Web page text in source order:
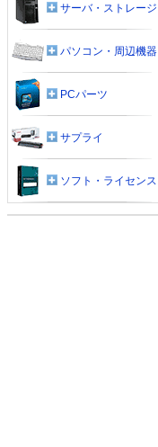
サーバ・ストレージ
パソコン・周辺機器
PCパーツ
サプライ
ソフト・ライセンス